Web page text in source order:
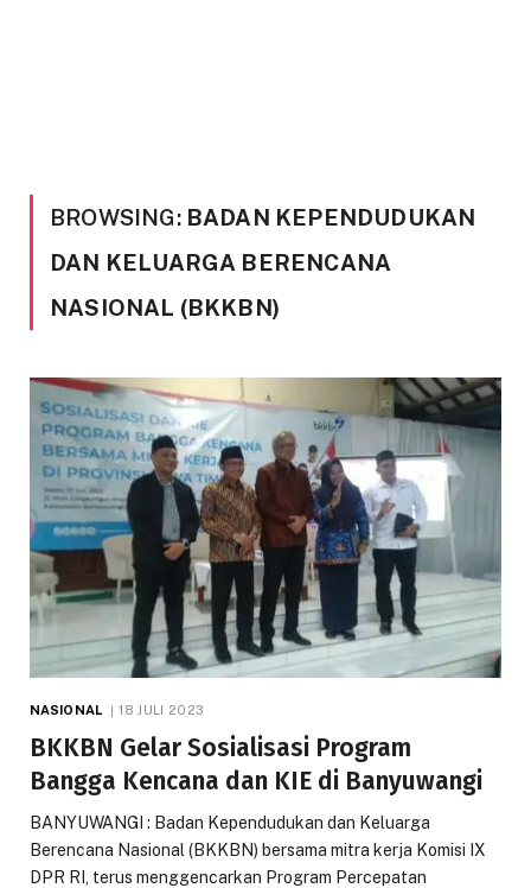
BROWSING: BADAN KEPENDUDUKAN
DAN KELUARGA BERENCANA
NASIONAL (BKKBN)
NASIONAL 18 JULI 2023
BKKBN Gelar Sosialisasi Program
Bangga Kencana dan KIE di Banyuwangi
BANYUWANGI : Badan Kependudukan dan Keluarga
Berencana Nasional (BKKBN) bersama mitra kerja Komisi IX
DPR RI, terus menggencarkan Program Percepatan